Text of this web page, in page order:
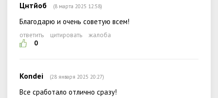
Цнтйоб (8 марта 2025 12:58)
Благодарю и очень советую всем!
ответить цитировать
жалоба
0
Kondei (28 января 2025 20:27)
Все сработало отлично сразу!